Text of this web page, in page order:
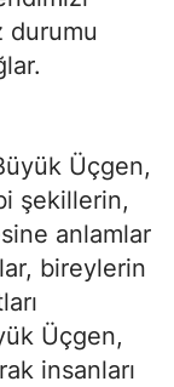
durumu
Üçgen,
şekillerin,
anlamlar
bireylerin
Üçgen,
insanları